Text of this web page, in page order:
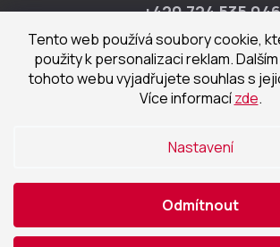
Tento web používá soubory cookie,
použity k personalizaci reklam.
tohoto webu vyjadřujete souhlas s
Více informacízde.
Nastavení
Odmítnout
+420 724 535 046
Po-Pá 9:00 - 18:00 hod
370 01 České Budějovice
Vytvořil Shoptet